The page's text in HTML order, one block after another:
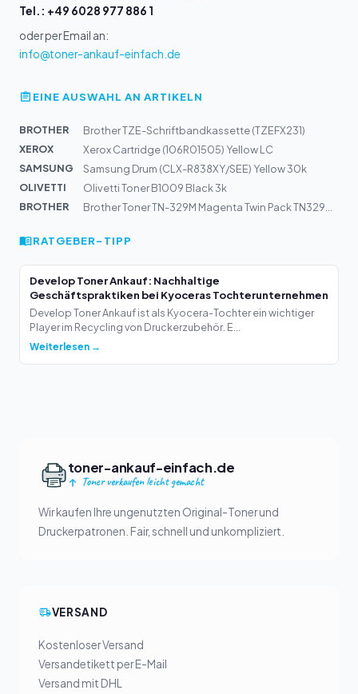
Tel.: +49 6028 977 886 1
oder per Email an:
info@toner-ankauf-einfach.de
EINE AUSWAHL AN ARTIKELN
BROTHER
Brother TZE-Schriftbandkassette (TZEFX231)
XEROX
Xerox Cartridge (106R01505) Yellow LC
SAMSUNG
Samsung Drum (CLX-R838XY/SEE) Yellow 30k
OLIVETTI
Olivetti Toner B1009 Black 3k
BROTHER
RATGEBER-TIPP
Develop Toner Ankauf: Nachhaltige
Geschäftspraktiken bei Kyoceras Tochterunternehmen
Develop Toner Ankauf ist als Kyocera-Tochter ein wichtiger
Player im Recycling von Druckerzubehör. E...
Weiterlesen →
toner-ankauf-einfach.de
Toner verkaufen leicht gemacht
Wir kaufen Ihre ungenutzten Original-Toner und
Druckerpatronen. Fair, schnell und unkompliziert.
VERSAND
Kostenloser Versand
Versandetikett per E-Mail
Versand mit DHL